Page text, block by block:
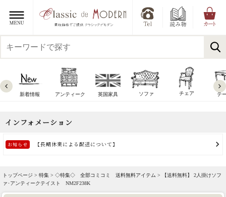
新着情報 アンティーク 英国家具 ソファ チェア テ
トップページ > 特集 > ◇特集◇ 全部コミコミ 送料無料アイテム > 【送料無料】 2人掛けソフ
ァ･アンティークテイスト NM2F238K